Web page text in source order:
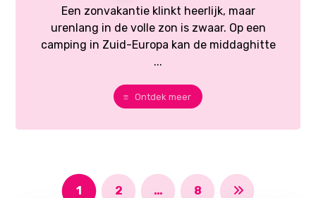
Een zonvakantie klinkt heerlijk, maar
urenlang in de volle zon is zwaar. Op een
camping in Zuid-Europa kan de middaghitte
...
Ontdek meer
1 2 … 8